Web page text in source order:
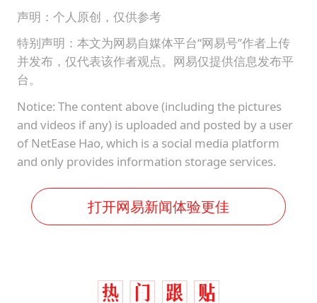
声明：个人原创，仅供参考
特别声明：本文为网易自媒体平台“网易号”作者上传
并发布，仅代表该作者观点。网易仅提供信息发布平
台。
Notice: The content above (including the pictures
and videos if any) is uploaded and posted by a user
of NetEase Hao, which is a social media platform
and only provides information storage services.
打开网易新闻体验更佳